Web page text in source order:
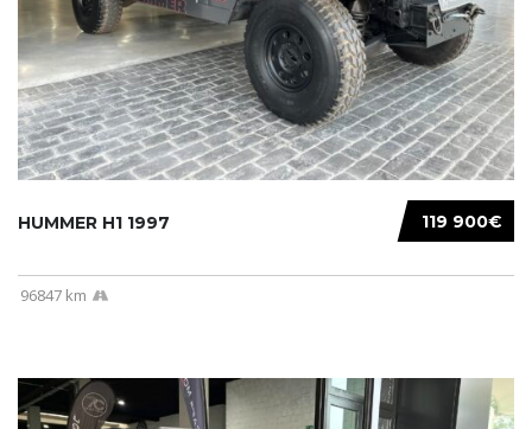
119 900€
HUMMER H1 1997
96847 km